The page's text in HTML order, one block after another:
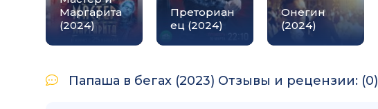
Маргарита
(2024)
Преториан
ец (2024)
Онегин
(2024)
Папаша в бегах (2023) Отзывы и рецензии: (0)